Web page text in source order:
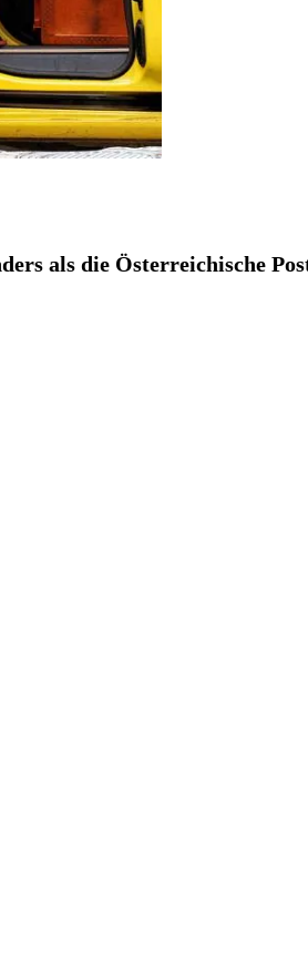
als die Österreichische